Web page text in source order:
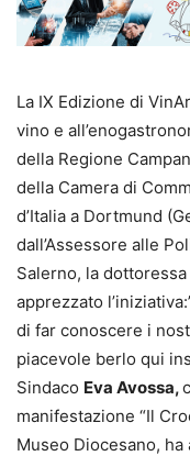
La IX Edizione di
vino e
della Regione
della Camera di
d’Italia a Dortmund
dall’Assessore alle
Salerno, la dottoressa
apprezzato
di far conoscere i
piacevole berlo qui
Sindaco Eva Avossa,
manifestazione “Il
Museo Diocesano,